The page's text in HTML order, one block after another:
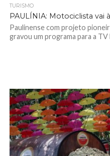
TURISMO
PAULÍNIA: Motociclista
Paulinense com projeto
gravou um programa para a TV